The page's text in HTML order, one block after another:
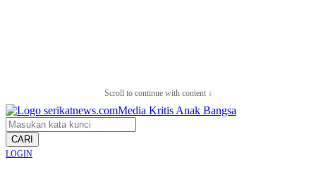
Scroll to continue with content ↓
CARI
LOGIN